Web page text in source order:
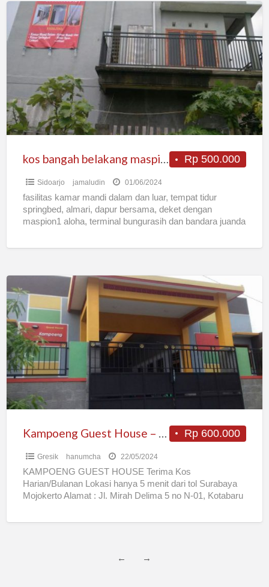
kos
bangah
belakang
maspion1
Rp 500.000
kos bangah belakang maspion1 aloha
Sidoarjo jamaludin 01/06/2024
fasilitas kamar mandi dalam dan luar, tempat tidur
springbed, almari, dapur bersama, deket dengan
maspion1 aloha, terminal bungurasih dan bandara juanda
Guest
House
–
Terima
Kos
Harian/Bulanan
Rp 600.000
Kampoeng Guest House – Terima Kos Harian/Bulanan
Gresik hanumcha 22/05/2024
KAMPOENG GUEST HOUSE Terima Kos
Harian/Bulanan Lokasi hanya 5 menit dari tol Surabaya
Mojokerto Alamat : Jl. Mirah Delima 5 no N-01, Kotabaru
← →